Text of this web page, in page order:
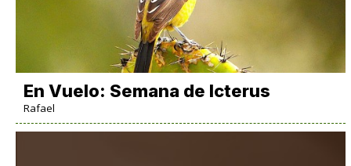
En Vuelo: Semana de Icterus
Rafael